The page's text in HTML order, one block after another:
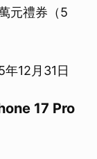
元禮券（5
12月31日
17 Pro